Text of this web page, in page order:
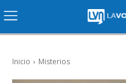
Inicio Misterios